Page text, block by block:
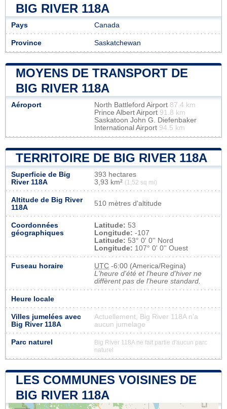
BIG RIVER 118A
Pays Canada
Province Saskatchewan
MOYENS DE TRANSPORT DE
BIG RIVER 118A
Aéroport North Battleford Airport 87.4 km
Prince Albert Airport 91.8 km
Saskatoon John G. Diefenbaker
International Airport 94.5 km
TERRITOIRE DE BIG RIVER 118A
Superficie de Big
River 118A
393 hectares
3,93 km² (1,52 sq mi)
Altitude de Big River
118A
510 mètres d'altitude
Coordonnées
géographiques
Latitude: 53
Longitude: -107
Latitude: 53° 0' 0'' Nord
Longitude: 107° 0' 0'' Ouest
Fuseau horaire UTC -6:00 (America/Regina)
L'heure d'été et l'heure d'hiver ne
diffèrent pas de l'heure standard.
Heure locale
Villes jumelées avec
Big River 118A
Actuellement, Big River 118A n'a
aucun jumelage
Parc naturel
Big River 118A ne fait partie d'aucun parc
naturel
LES COMMUNES VOISINES DE
BIG RIVER 118A